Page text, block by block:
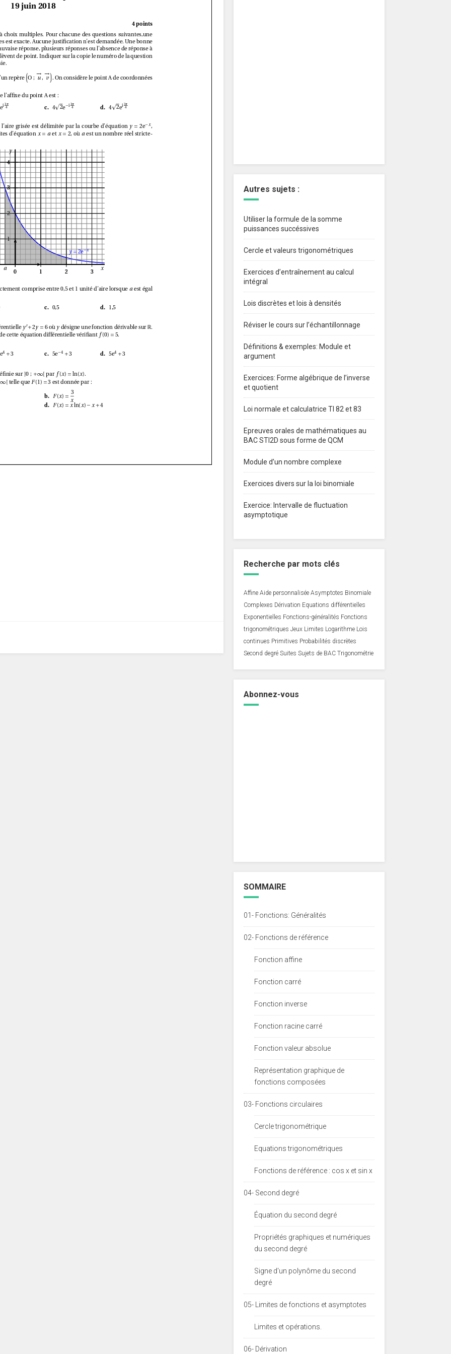
Autres sujets :
Utiliser la formule de la somme
puissances succéssives
Cercle et valeurs trigonométriques
Exercices d’entraînement au calcul
intégral
Lois discrètes et lois à densités
Réviser le cours sur l’échantillonnage
Définitions & exemples: Module et
argument
Exercices: Forme algébrique de l’inverse
et quotient
Loi normale et calculatrice TI 82 et 83
Epreuves orales de mathématiques au
BAC STI2D sous forme de QCM
Module d’un nombre complexe
Exercices divers sur la loi binomiale
Exercice: Intervalle de fluctuation
asymptotique
Recherche par mots clés
Affine Aide personnalisée Asymptotes Binomiale
Complexes Dérivation Equations différentielles
Exponentielles Fonctions-généralités Fonctions
trigonométriques Jeux Limites Logarithme Lois
continues Primitives Probabilités discrètes
Second degré Suites Sujets de BAC Trigonométrie
Abonnez-vous
SOMMAIRE
01- Fonctions: Généralités
02- Fonctions de référence
Fonction affine
Fonction carré
Fonction inverse
Fonction racine carré
Fonction valeur absolue
Représentation graphique de
fonctions composées
03- Fonctions circulaires
Cercle trigonométrique
Equations trigonométriques
Fonctions de référence : cos x et sin x
04- Second degré
Équation du second degré
Propriétés graphiques et numériques
du second degré
Signe d'un polynôme du second
degré
05- Limites de fonctions et asymptotes
Limites et opérations.
06- Dérivation